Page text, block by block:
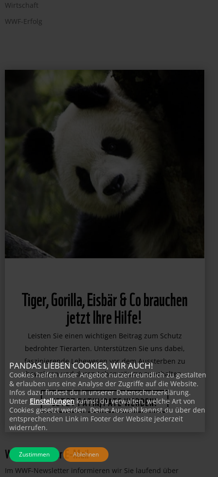
Wirtschaft
WWF-Erfolg
Tiger, Gorilla, Eisbär & Co brauchen
jetzt Ihre Hilfe!
Leisten Sie einen wichtigen Beitrag zum Schutz
bedrohter Tierarten. Unterstützen Sie uns dabei,
faszinierende Lebewesen vor dem Aussterben zu
bewahren und deren Lebensräume zu erhalten.
JETZT PATIN/PATE WERDEN!
WWF-News per E-Mail
Im WWF-Newsletter informieren wir Sie laufend über
PANDAS LIEBEN COOKIES, WIR AUCH!
Cookies helfen unser Angebot nutzerfreundlich zu gestalten
& erlauben uns eine Analyse der Zugriffe auf die Website.
Infos dazu findest du in unserer Datenschutzerklärung.
Unter Einstellungen kannst du verwalten, welche Art von
Cookies gesetzt werden. Deine Auswahl kannst du über den
entsprechenden Link im Footer der Website jederzeit
widerrufen.
Zustimmen Ablehnen